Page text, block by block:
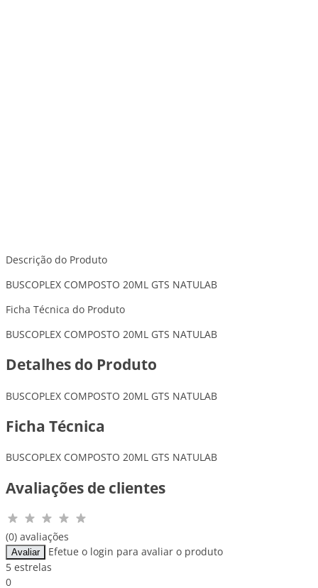
Descrição do Produto
BUSCOPLEX COMPOSTO 20ML GTS NATULAB
Ficha Técnica do Produto
BUSCOPLEX COMPOSTO 20ML GTS NATULAB
Detalhes do Produto
BUSCOPLEX COMPOSTO 20ML GTS NATULAB
Ficha Técnica
BUSCOPLEX COMPOSTO 20ML GTS NATULAB
Avaliações de clientes
(0) avaliações
Avaliar
Efetue o login para avaliar o produto
5 estrelas
0